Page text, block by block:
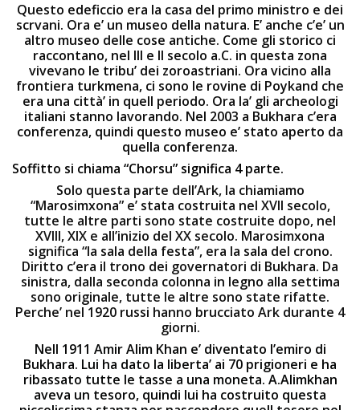
Questo edeficcio era la casa del primo ministro e dei
scrvani. Ora e’ un museo della natura. E’ anche c’e’ un
altro museo delle cose antiche. Come gli storico ci
raccontano, nel III e II secolo a.C. in questa zona
vivevano le tribu’ dei zoroastriani. Ora vicino alla
frontiera turkmena, ci sono le rovine di Poykand che
era una città’ in quell periodo. Ora la’ gli archeologi
italiani stanno lavorando. Nel 2003 a Bukhara c’era
conferenza, quindi questo museo e’ stato aperto da
quella conferenza.
Soffitto si chiama “Chorsu” significa 4 parte.
Solo questa parte dell’Ark, la chiamiamo
“Marosimxona” e’ stata costruita nel XVII secolo,
tutte le altre parti sono state costruite dopo, nel
XVIII, XIX e all’inizio del XX secolo. Marosimxona
significa “la sala della festa”, era la sala del crono.
Diritto c’era il trono dei governatori di Bukhara. Da
sinistra, dalla seconda colonna in legno alla settima
sono originale, tutte le altre sono state rifatte.
Perche’ nel 1920 russi hanno brucciato Ark durante 4
giorni.
Nell 1911 Amir Alim Khan e’ diventato l’emiro di
Bukhara. Lui ha dato la liberta’ ai 70 prigioneri e ha
ribassato tutte le tasse a una moneta. A.Alimkhan
aveva un tesoro, quindi lui ha costruito questa